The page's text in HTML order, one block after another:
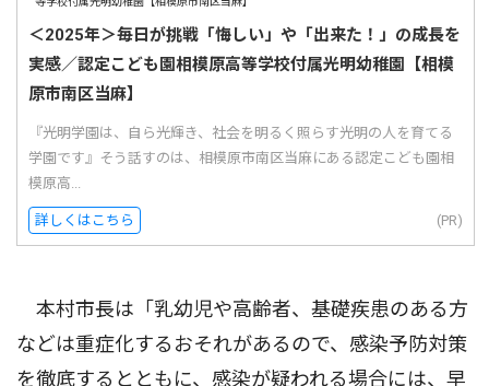
＜2025年＞毎日が挑戦「悔しい」や「出来た！」の成長を
実感／認定こども園相模原高等学校付属光明幼稚園【相模
原市南区当麻】
『光明学園は、自ら光輝き、社会を明るく照らす光明の人を育てる
学園です』そう話すのは、相模原市南区当麻にある認定こども園相
模原高...
詳しくはこちら (PR)
本村市長は「乳幼児や高齢者、基礎疾患のある方
などは重症化するおそれがあるので、感染予防対策
を徹底するとともに、感染が疑われる場合には、早